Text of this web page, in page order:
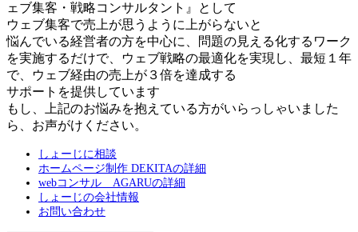
ェブ集客・戦略コンサルタント』として
ウェブ集客で売上が思うように上がらないと
悩んでいる経営者の方を中心に、問題の見える化するワーク
を実施するだけで、ウェブ戦略の最適化を実現し、最短１年
で、ウェブ経由の売上が３倍を達成する
サポートを提供しています
もし、上記のお悩みを抱えている方がいらっしゃいました
ら、お声がけください。
しょーじに相談
ホームページ制作 DEKITAの詳細
webコンサル AGARUの詳細
しょーじの会社情報
お問い合わせ